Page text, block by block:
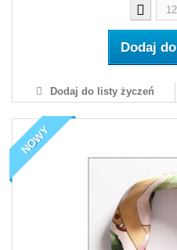
Dodaj
Dodaj do listy życzeń
NOWY